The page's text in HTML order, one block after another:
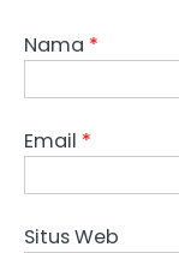
Nama *
Email *
Situs Web